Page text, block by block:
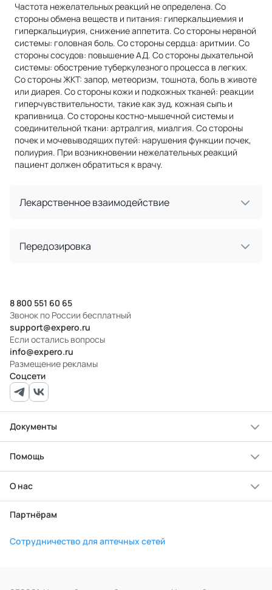
Частота нежелательных реакций не определена. Со
стороны обмена веществ и питания: гиперкальциемия и
гиперкальциурия, снижение аппетита. Со стороны нервной
системы: головная боль. Со стороны сердца: аритмии. Со
стороны сосудов: повышение АД. Со стороны дыхательной
системы: обострение туберкулезного процесса в легких.
Со стороны ЖКТ: запор, метеоризм, тошнота, боль в животе
или диарея. Со стороны кожи и подкожных тканей: реакции
гиперчувствительности, такие как зуд, кожная сыпь и
крапивница. Со стороны костно-мышечной системы и
соединительной ткани: артралгия, миалгия. Со стороны
почек и мочевыводящих путей: нарушения функции почек,
полиурия. При возникновении нежелательных реакций
пациент должен обратиться к врачу.
Лекарственное взаимодействие
Передозировка
8 800 551 60 65
Звонок по России бесплатный
support@expero.ru
Если остались вопросы
info@expero.ru
Размещение рекламы
Соцсети
Документы
Помощь
О нас
Партнёрам
Сотрудничество для аптечных сетей